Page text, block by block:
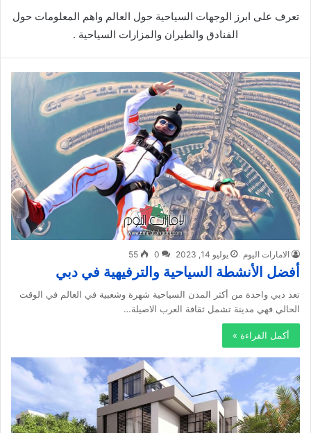
تعرف على ابرز الوجهات السياحية حول العالم واهم المعلومات حول
الفنادق والطيران والمزارات السياحية .
الامارات اليوم يوليو 14, 2023 0
55
أفضل الأنشطة السياحية والترفيهية في دبي
تعد دبي واحدة من أكثر المدن السياحية شهرة وشعبية في العالم في الوقت
الحالي فهي مدينة تشمل ثقافة العرب الاصيلة…
أكمل القراءة »